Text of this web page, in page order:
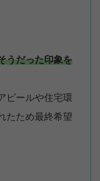
うだった印象を
ピールや住宅環
たため最終希望
かる